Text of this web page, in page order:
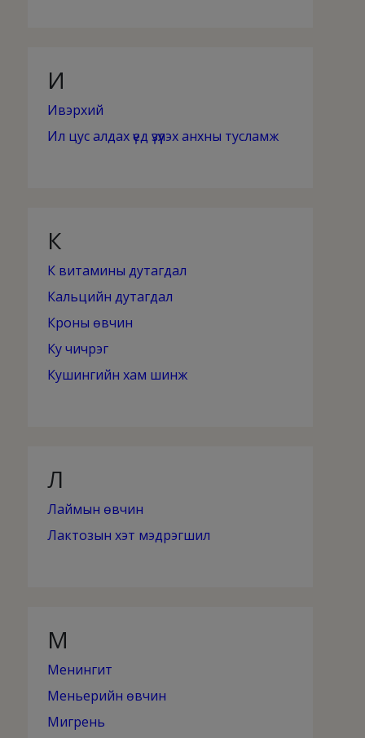
И
Ивэрхий
Ил цус алдах үед үзүүлэх анхны тусламж
К
К витамины дутагдал
Кальцийн дутагдал
Кроны өвчин
Ку чичрэг
Кушингийн хам шинж
Л
Лаймын өвчин
Лактозын хэт мэдрэгшил
М
Менингит
Меньерийн өвчин
Мигрень